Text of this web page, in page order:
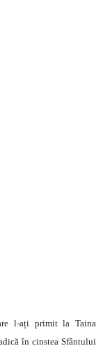
l-ați primit la Taina
în cinstea Sfântului